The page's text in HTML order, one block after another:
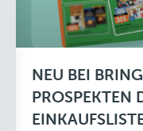
NEU BEI
PROSPEKTEN